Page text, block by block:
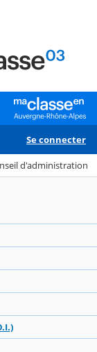
Se connecter
d'administration